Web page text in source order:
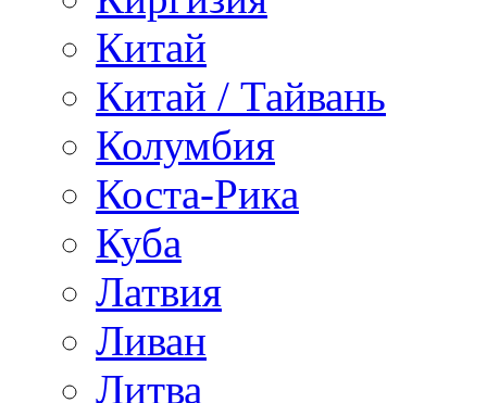
Китай
Китай / Тайвань
Колумбия
Коста-Рика
Куба
Латвия
Ливан
Литва